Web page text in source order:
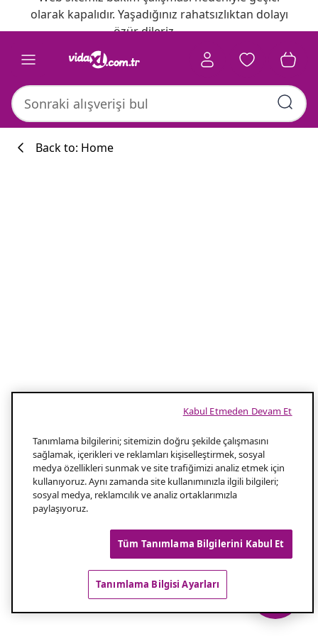
olarak kapalıdır. Yaşadığınız rahatsızlıktan dolayı
özür dileriz.
Back to: Home
Tanımlama bilgilerini; sitemizin doğru şekilde çalışmasını
sağlamak, içerikleri ve reklamları kişiselleştirmek, sosyal
medya özellikleri sunmak ve site trafiğimizi analiz etmek için
kullanıyoruz. Aynı zamanda site kullanımınızla ilgili bilgileri;
sosyal medya, reklamcılık ve analiz ortaklarımızla
paylaşıyoruz.
Tüm Tanımlama Bilgilerini Kabul Et
Tanımlama Bilgisi Ayarları
Kabul Etmeden Devam Et